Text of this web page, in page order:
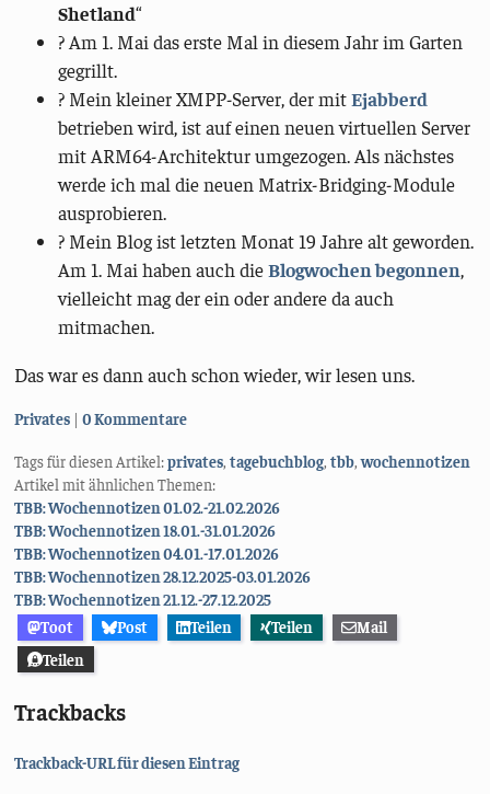
Shetland“
? Am 1. Mai das erste Mal in diesem Jahr im Garten
gegrillt.
?️ Mein kleiner XMPP-Server, der mitEjabberd
betrieben wird, ist auf einen neuen virtuellen Server
mit ARM64-Architektur umgezogen. Als nächstes
werde ich mal die neuen Matrix-Bridging-Module
ausprobieren.
?️ Mein Blog ist letzten Monat 19 Jahre alt geworden.
Am 1. Mai haben auch dieBlogwochen begonnen,
vielleicht mag der ein oder andere da auch
mitmachen.
Das war es dann auch schon wieder, wir lesen uns.
Kategorien:
Privates 0 Kommentare
Tags für diesen Artikel:privates,tagebuchblog,tbb,wochennotizen
Artikel mit ähnlichen Themen:
TBB: Wochennotizen 01.02.-21.02.2026
TBB: Wochennotizen 18.01.-31.01.2026
TBB: Wochennotizen 04.01.-17.01.2026
TBB: Wochennotizen 28.12.2025-03.01.2026
TBB: Wochennotizen 21.12.-27.12.2025
Toot
Post Teilen Teilen
Mail
Teilen
Trackbacks
Trackback-URL für diesen Eintrag